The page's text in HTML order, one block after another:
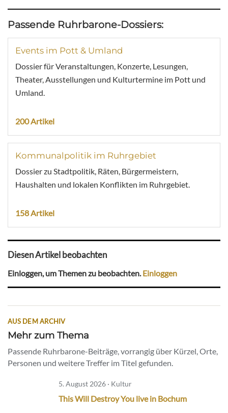
Passende Ruhrbarone-Dossiers:
Events im Pott & Umland
Dossier für Veranstaltungen, Konzerte, Lesungen,
Theater, Ausstellungen und Kulturtermine im Pott und
Umland.
200 Artikel
Kommunalpolitik im Ruhrgebiet
Dossier zu Stadtpolitik, Räten, Bürgermeistern,
Haushalten und lokalen Konflikten im Ruhrgebiet.
158 Artikel
Diesen Artikel beobachten
Einloggen, um Themen zu beobachten. Einloggen
AUS DEM ARCHIV
Mehr zum Thema
Passende Ruhrbarone-Beiträge, vorrangig über Kürzel, Orte,
Personen und weitere Treffer im Titel gefunden.
5. August 2026 · Kultur
This Will Destroy You live in Bochum